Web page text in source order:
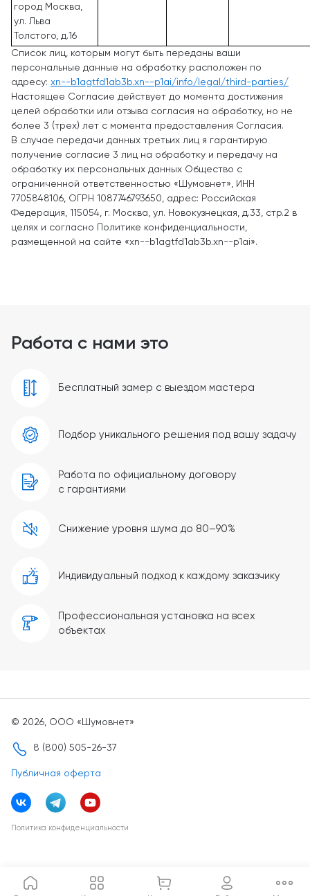
город Москва,
ул. Льва
Толстого, д.16
Список лиц, которым могут быть переданы ваши
персональные данные на обработку расположен по
адресу: xn--b1agtfd1ab3b.xn--p1ai/info/legal/third-parties/
Настоящее Согласие действует до момента достижения
целей обработки или отзыва согласия на обработку, но не
более 3 (трех) лет с момента предоставления Согласия.
В случае передачи данных третьих лиц я гарантирую
получение согласие 3 лиц на обработку и передачу на
обработку их персональных данных Общество с
ограниченной ответственностью «Шумовнет», ИНН
7705848106, ОГРН 1087746793650, адрес: Российская
Федерация, 115054, г. Москва, ул. Новокузнецкая, д.33, стр.2 в
целях и согласно Политике конфиденциальности,
размещенной на сайте «xn--b1agtfd1ab3b.xn--p1ai».
Работа с нами это
Бесплатный замер с выездом мастера
Подбор уникального решения под вашу задачу
Работа по официальному договору
с гарантиями
Снижение уровня шума до 80–90%
Индивидуальный подход к каждому заказчику
Профессиональная установка на всех
объектах
© 2026, ООО «Шумовнет»
8 (800) 505-26-37
Публичная оферта
Политика конфиденциальности